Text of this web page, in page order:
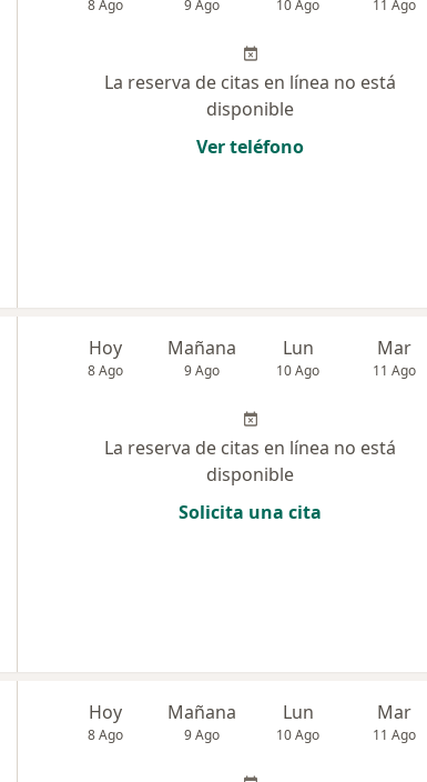
8 Ago 9 Ago 10 Ago 11 Ago
La reserva de citas en línea no está
disponible
Ver teléfono
Hoy
8 Ago
Mañana
9 Ago
Lun
10 Ago
Mar
11 Ago
La reserva de citas en línea no está
disponible
Solicita una cita
Hoy
8 Ago
Mañana
9 Ago
Lun
10 Ago
Mar
11 Ago